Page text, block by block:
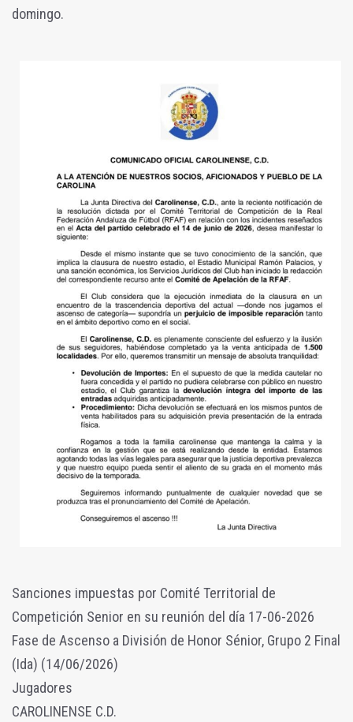
domingo.
Sanciones impuestas por Comité Territorial de
Competición Senior en su reunión del día 17-06-2026
Fase de Ascenso a División de Honor Sénior, Grupo 2 Final
(Ida) (14/06/2026)
Jugadores
CAROLINENSE C.D.